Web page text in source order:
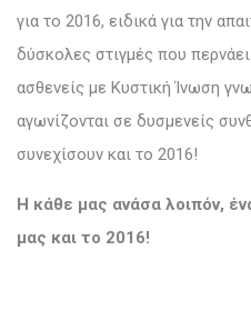
για το 2016, ειδικά για την
δύσκολες στιγμές που
ασθενείς με Κυστική Ίνωση
αγωνίζονται σε δυσμενείς
συνεχίσουν και το 2016!
Η κάθε μας ανάσα λοιπόν,
μας και το 2016!